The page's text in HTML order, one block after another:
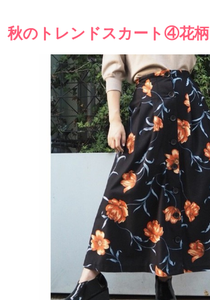
秋のトレンドスカート④花柄